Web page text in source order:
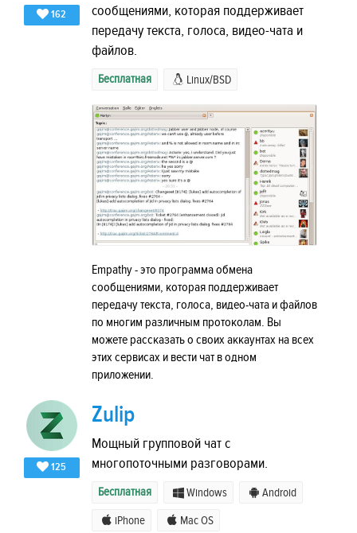
162
сообщениями, которая поддерживает
передачу текста, голоса, видео-чата и
файлов.
Бесплатная Linux/BSD
Empathy - это программа обмена
сообщениями, которая поддерживает
передачу текста, голоса, видео-чата и файлов
по многим различным протоколам. Вы
можете рассказать о своих аккаунтах на всех
этих сервисах и вести чат в одном
приложении.
125
Zulip
Мощный групповой чат с
многопоточными разговорами.
Бесплатная Windows Android
iPhone Mac OS